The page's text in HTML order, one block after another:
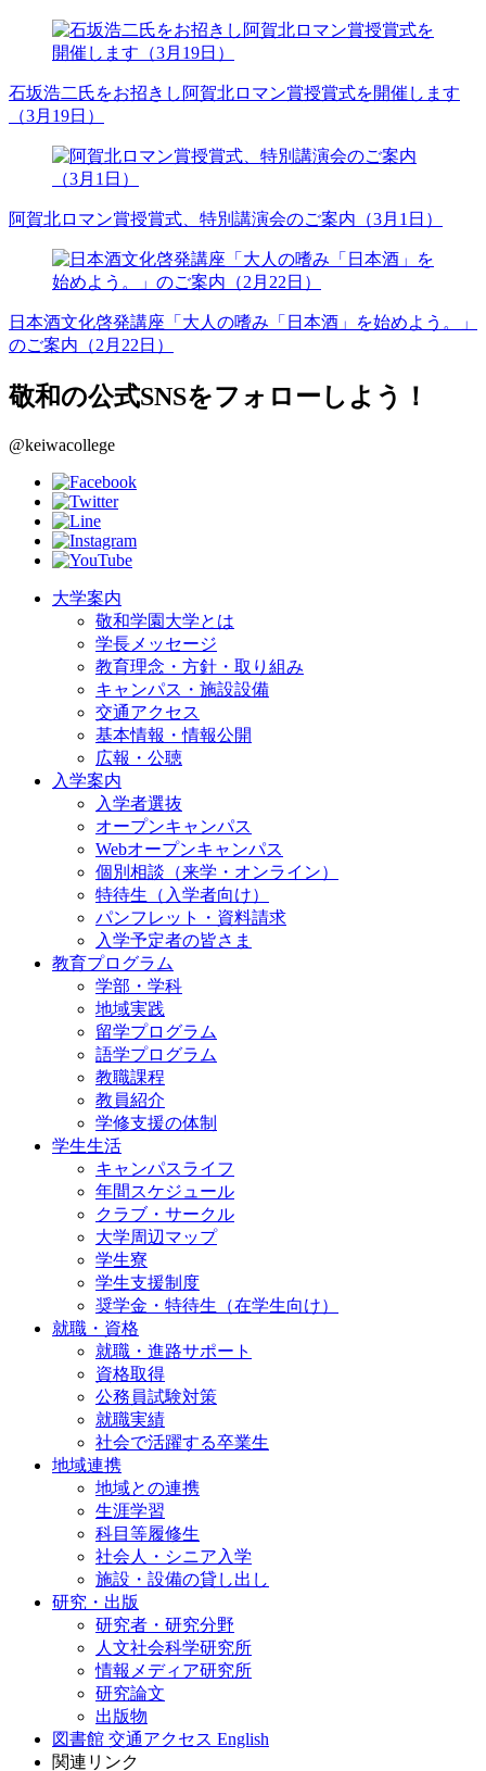
石坂浩二氏をお招きし阿賀北ロマン賞授賞式を開催します
（3月19日）
阿賀北ロマン賞授賞式、特別講演会のご案内（3月1日）
日本酒文化啓発講座「大人の嗜み「日本酒」を始めよう。」
のご案内（2月22日）
敬和の公式SNSをフォローしよう！
@keiwacollege
大学案内
敬和学園大学とは
学長メッセージ
教育理念・方針・取り組み
キャンパス・施設設備
交通アクセス
基本情報・情報公開
広報・公聴
入学案内
入学者選抜
オープンキャンパス
Webオープンキャンパス
個別相談（来学・オンライン）
特待生（入学者向け）
パンフレット・資料請求
入学予定者の皆さま
教育プログラム
学部・学科
地域実践
留学プログラム
語学プログラム
教職課程
教員紹介
学修支援の体制
学生生活
キャンパスライフ
年間スケジュール
クラブ・サークル
大学周辺マップ
学生寮
学生支援制度
奨学金・特待生（在学生向け）
就職・資格
就職・進路サポート
資格取得
公務員試験対策
就職実績
社会で活躍する卒業生
地域連携
地域との連携
生涯学習
科目等履修生
社会人・シニア入学
施設・設備の貸し出し
研究・出版
研究者・研究分野
人文社会科学研究所
情報メディア研究所
研究論文
出版物
図書館 交通アクセス English
関連リンク